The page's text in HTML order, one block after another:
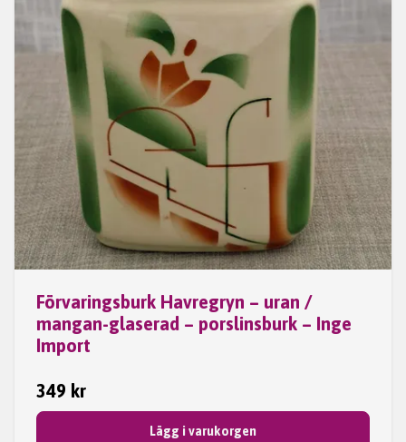
Förvaringsburk Havregryn – uran /
mangan-glaserad – porslinsburk – Inge
Import
349 kr
Lägg i varukorgen